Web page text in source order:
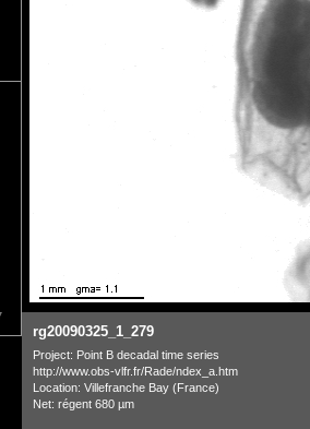
rg20090325_1_279
Project: Point B decadal time series
http://www.obs-vlfr.fr/Rade/ndex_a.htm
Location: Villefranche Bay (France)
Net: régent 680 µm